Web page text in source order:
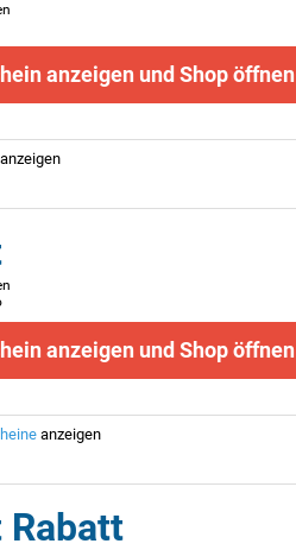
anzeigen und Shop öffnen
anzeigen
anzeigen und Shop öffnen
anzeigen
Rabatt